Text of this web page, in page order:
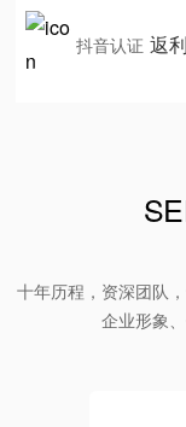
抖音认证 返利
十年历程，资深团队
企业形象